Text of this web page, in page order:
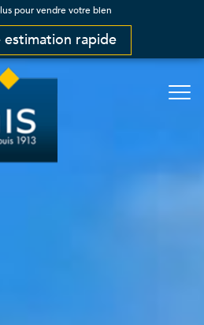
pour vendre votre bien
estimation rapide